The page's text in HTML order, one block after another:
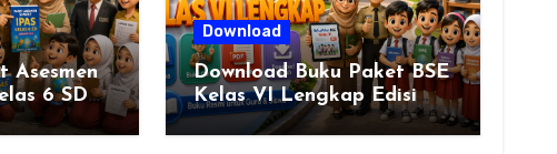
Asesmen
6 SD
1 & 2
Download
Download Buku Paket BSE
Kelas VI Lengkap Edisi
Revisi, Buku Siswa dan
Buku Guru Semua Mata